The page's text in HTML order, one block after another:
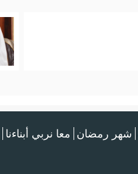
شهر رمضان معا نربي أبناءنا